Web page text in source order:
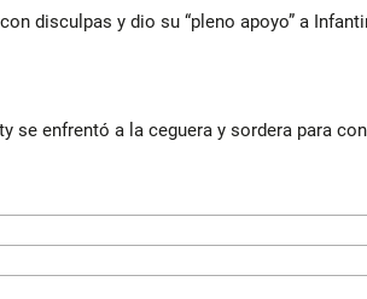
disculpas y dio su “pleno apoyo” a
se enfrentó a la ceguera y sordera para